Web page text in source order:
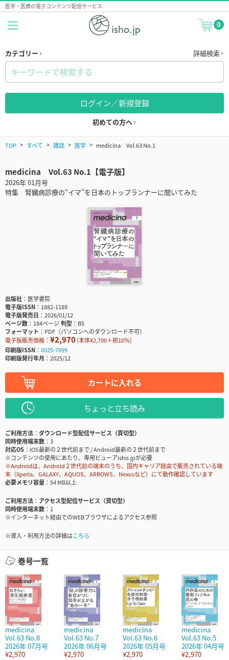
医学・医療の電子コンテンツ配信サービス
0
カテゴリー 詳細検索
ログイン／新規登録
初めての方へ
TOP すべて 雑誌 医学 medicina Vol.63 No.1
medicina Vol.63 No.1【電子版】
2026年 01月号
特集 腎臓病診療の“イマ”を日本のトップランナーに聞いてみた
出版社
医学書院
電子版ISSN
1882-1189
電子版発売日
2026/01/12
ページ数
184ページ判型
B5
フォーマット
PDF（パソコンへのダウンロード不可）
電子版販売価格： ¥2,970(本体¥2,700＋税10％)
印刷版ISSN
0025-7699
印刷版発行年月
2025/12
カートに入れる
ちょっと立ち読み
ご利用方法
ダウンロード型配信サービス（買切型）
同時使用端末数
3
対応OS
iOS最新の２世代前まで / Android最新の２世代前まで
※コンテンツの使用にあたり、専用ビューアisho.jpが必要
※Androidは、Android２世代前の端末のうち、国内キャリア経由で販売されている端
末（Xperia、GALAXY、AQUOS、ARROWS、Nexusなど）にて動作確認しています
必要メモリ容量
54 MB以上
ご利用方法
アクセス型配信サービス（買切型）
同時使用端末数
1
※インターネット経由でのWEBブラウザによるアクセス参照
※導入・利用方法の詳細はこちら
巻号一覧
medicina
Vol.63 No.8
2026年 07月号
¥2,970
medicina
Vol.63 No.7
2026年 06月号
¥2,970
medicina
Vol.63 No.6
2026年 05月号
¥2,970
medicina
Vol.63 No.5
2026年 04月号
¥2,970